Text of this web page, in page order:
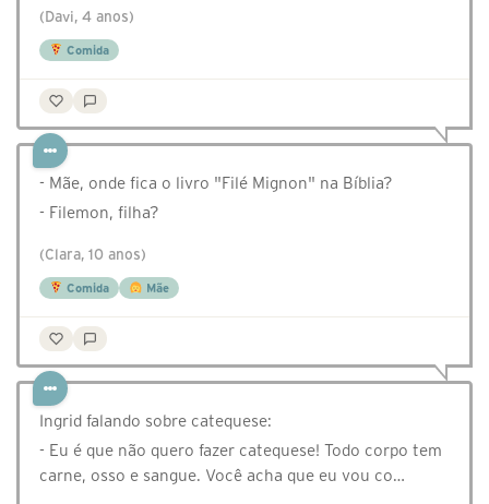
(Davi, 4 anos)
Comida
- Mãe, onde fica o livro "Filé Mignon" na Bíblia?
- Filemon, filha?
(Clara, 10 anos)
Comida Mãe
Ingrid falando sobre catequese:
- Eu é que não quero fazer catequese! Todo corpo tem
carne, osso e sangue. Você acha que eu vou co…